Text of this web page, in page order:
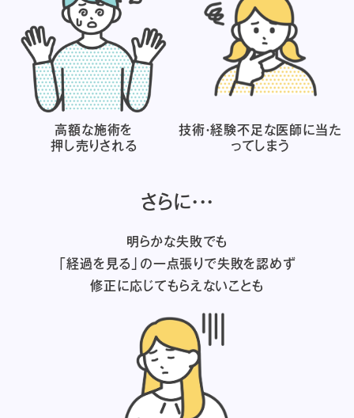
高額な施術を
押し売りされる
技術・経験不足な医師に当た
ってしまう
さらに・・・
明らかな失敗でも
「経過を見る」の一点張りで失敗を認めず
修正に応じてもらえないことも